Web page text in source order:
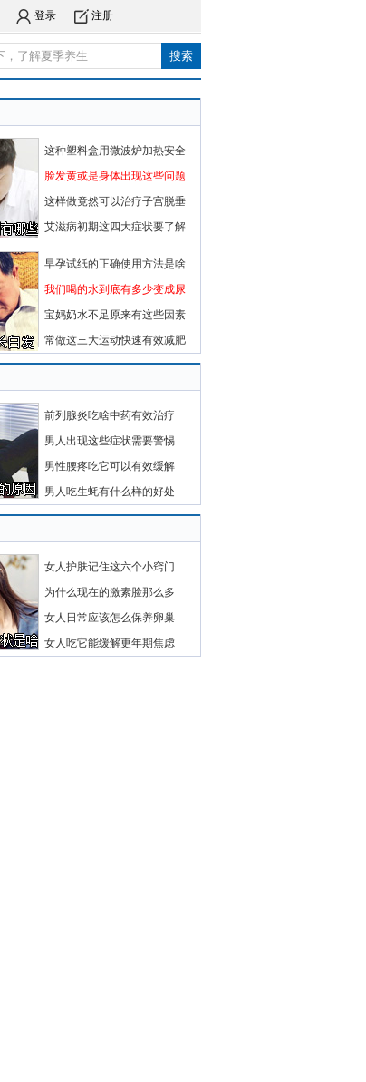
登录 注册
这种塑料盒用微波炉加热安全
脸发黄或是身体出现这些问题
这样做竟然可以治疗子宫脱垂
艾滋病初期这四大症状要了解
早孕试纸的正确使用方法是啥
我们喝的水到底有多少变成尿
宝妈奶水不足原来有这些因素
常做这三大运动快速有效减肥
前列腺炎吃啥中药有效治疗
男人出现这些症状需要警惕
男性腰疼吃它可以有效缓解
男人吃生蚝有什么样的好处
女人护肤记住这六个小窍门
为什么现在的激素脸那么多
女人日常应该怎么保养卵巢
女人吃它能缓解更年期焦虑